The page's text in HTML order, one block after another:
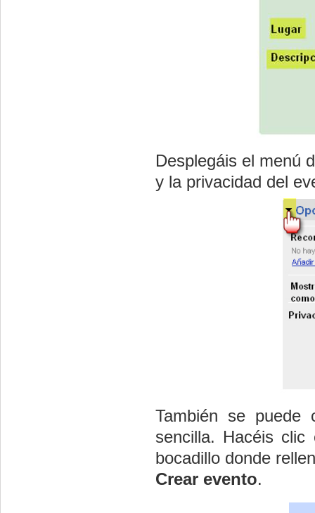
Desplegáis el menú
y la privacidad del
También se
sencilla. Hacéis
bocadillo donde
Crear evento.